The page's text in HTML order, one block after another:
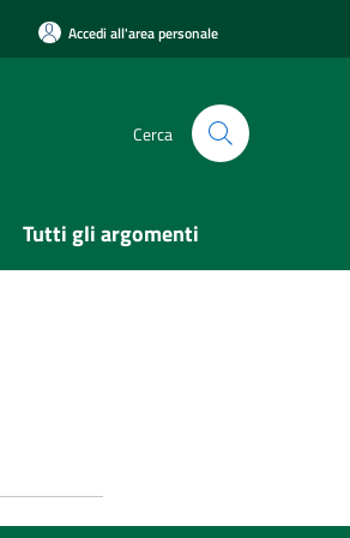
Accedi all'area personale
Cerca
Tutti gli argomenti